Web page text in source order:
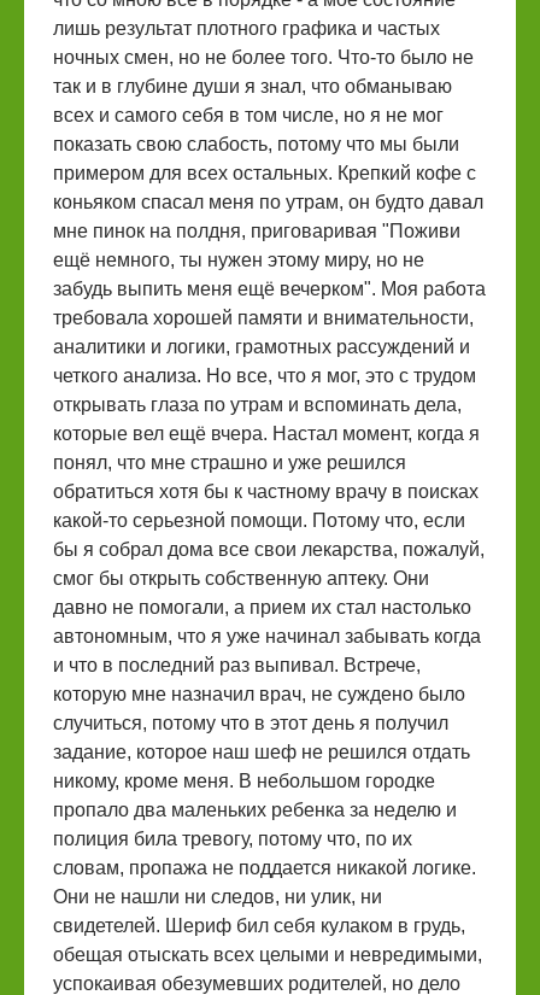
лишь результат плотного графика и частых
ночных смен, но не более того. Что-то было не
так и в глубине души я знал, что обманываю
всех и самого себя в том числе, но я не мог
показать свою слабость, потому что мы были
примером для всех остальных. Крепкий кофе с
коньяком спасал меня по утрам, он будто давал
мне пинок на полдня, приговаривая "Поживи
ещё немного, ты нужен этому миру, но не
забудь выпить меня ещё вечерком". Моя работа
требовала хорошей памяти и внимательности,
аналитики и логики, грамотных рассуждений и
четкого анализа. Но все, что я мог, это с трудом
открывать глаза по утрам и вспоминать дела,
которые вел ещё вчера. Настал момент, когда я
понял, что мне страшно и уже решился
обратиться хотя бы к частному врачу в поисках
какой-то серьезной помощи. Потому что, если
бы я собрал дома все свои лекарства, пожалуй,
смог бы открыть собственную аптеку. Они
давно не помогали, а прием их стал настолько
автономным, что я уже начинал забывать когда
и что в последний раз выпивал. Встрече,
которую мне назначил врач, не суждено было
случиться, потому что в этот день я получил
задание, которое наш шеф не решился отдать
никому, кроме меня. В небольшом городке
пропало два маленьких ребенка за неделю и
полиция била тревогу, потому что, по их
словам, пропажа не поддается никакой логике.
Они не нашли ни следов, ни улик, ни
свидетелей. Шериф бил себя кулаком в грудь,
обещая отыскать всех целыми и невредимыми,
успокаивая обезумевших родителей, но дело